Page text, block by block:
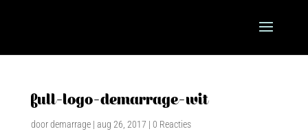
full-logo-demarrage-wit
doordemarrage| aug 26, 2017 | 0 Reacties